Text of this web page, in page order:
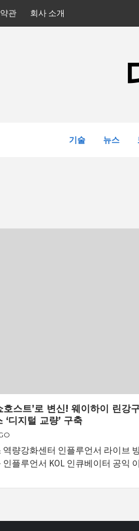
관 회사 소개
기술 뉴스
호스트’로 변신! 웨이하이 린강
디지털 교량’ 구축
량강화센터 인플루언서 라이브
플루언서 KOL 인큐베이터 공익